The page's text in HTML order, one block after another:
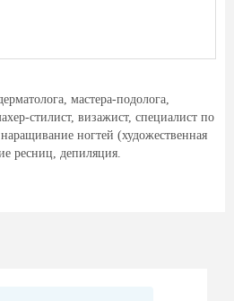
мастера-подолога,
стилист, визажист, специалист по
ногтей (художественная
ресниц, депиляция.